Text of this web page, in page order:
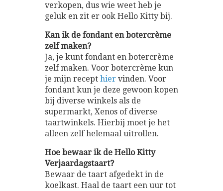
verkopen, dus wie weet heb je
geluk en zit er ook Hello Kitty bij.
Kan ik de fondant en botercrème
zelf maken?
Ja, je kunt fondant en botercrème
zelf maken. Voor botercrème kun
je mijn recept hier vinden. Voor
fondant kun je deze gewoon kopen
bij diverse winkels als de
supermarkt, Xenos of diverse
taartwinkels. Hierbij moet je het
alleen zelf helemaal uitrollen.
Hoe bewaar ik de Hello Kitty
Verjaardagstaart?
Bewaar de taart afgedekt in de
koelkast. Haal de taart een uur tot